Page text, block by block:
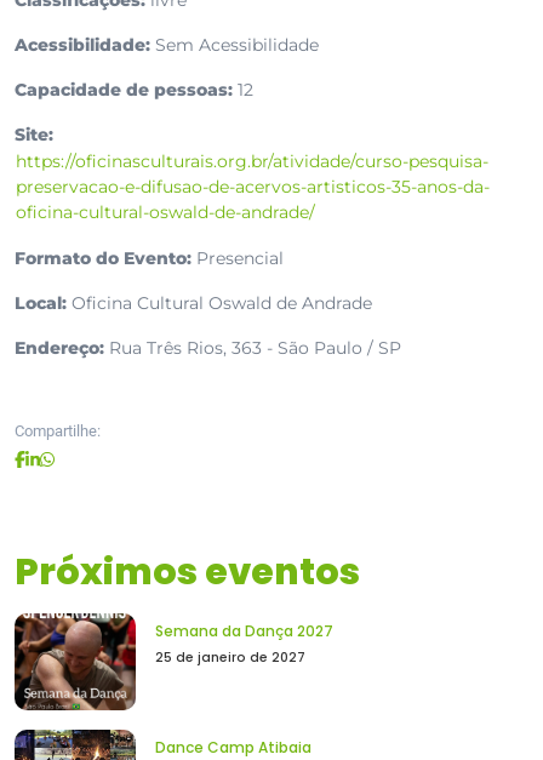
Acessibilidade: Sem Acessibilidade
Capacidade de pessoas: 12
Site:
https://oficinasculturais.org.br/atividade/curso-pesquisa-
preservacao-e-difusao-de-acervos-artisticos-35-anos-da-
oficina-cultural-oswald-de-andrade/
Formato do Evento: Presencial
Local: Oficina Cultural Oswald de Andrade
Endereço: Rua Três Rios, 363 - São Paulo / SP
Compartilhe:
Próximos eventos
Semana da Dança 2027
25 de janeiro de 2027
Dance Camp Atibaia